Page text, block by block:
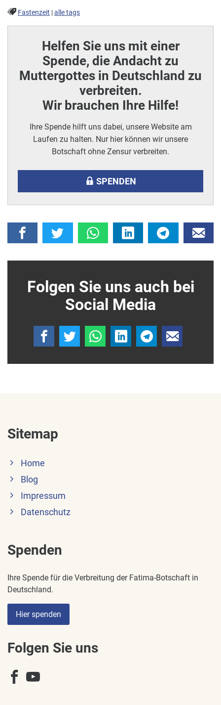
Fastenzeit |alle tags
Helfen Sie uns mit einer
Spende, die Andacht zu
Muttergottes in Deutschland zu
verbreiten.
Wir brauchen Ihre Hilfe!
Ihre Spende hilft uns dabei, unsere Website am
Laufen zu halten. Nur hier können wir unsere
Botschaft ohne Zensur verbreiten.
SPENDEN
Folgen Sie uns auch bei
Social Media
Sitemap
Home
Blog
Impressum
Datenschutz
Spenden
Ihre Spende für die Verbreitung der Fatima-Botschaft in
Deutschland.
Hier spenden
Folgen Sie uns